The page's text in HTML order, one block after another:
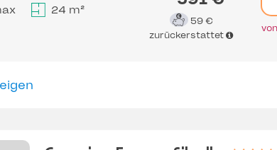
24 m²
59 €
zurückerstattet